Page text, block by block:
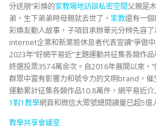
分送朋“彩煥的家教場地訪談私密空間父親是
弟，生下弟弟時母親就去世了， 家教還有一
彩煥友動人故事，子項目承辦單元分辨先容
internet企業和新業態休息者代表宣讀“爭做
2023年“好網平易近”主題運動共征集各類作
終選投票3574萬余次。自2016年展開以來，
群眾中富有影響力和號令力的文明brand，催
運動累計征集各類作品10.8萬件，網平易近
1對1教學網頁和微信大眾號總閱讀量已超5億
教學共享會議室